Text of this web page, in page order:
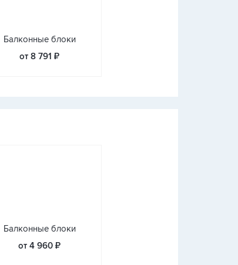
Балконные блоки
от 8 791 ₽
Балконные блоки
от 4 960 ₽